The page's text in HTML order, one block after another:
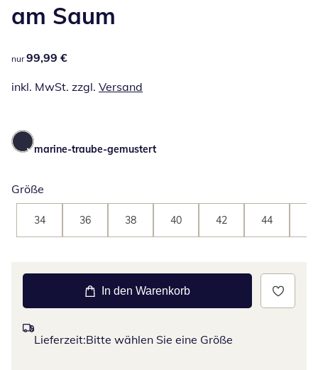
am Saum
99,99 €
nur 99,99 €
inkl. MwSt. zzgl. Versand
marine-traube-gemustert
Größe
34 36 38 40 42 44
In den Warenkorb
Lieferzeit:Bitte wählen Sie eine Größe